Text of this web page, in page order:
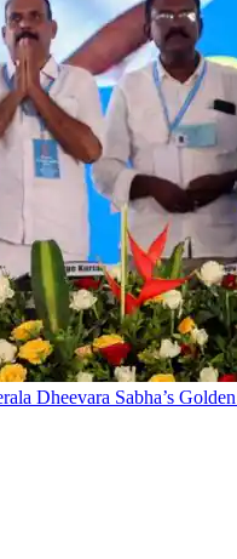
Dheevara Sabha’s